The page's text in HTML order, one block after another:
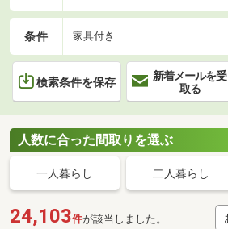
条件 家具付き
検索条件を保存
新着メールを受
取る
人数に合った間取りを選ぶ
一人暮らし 二人暮らし
24,103件が該当しました。